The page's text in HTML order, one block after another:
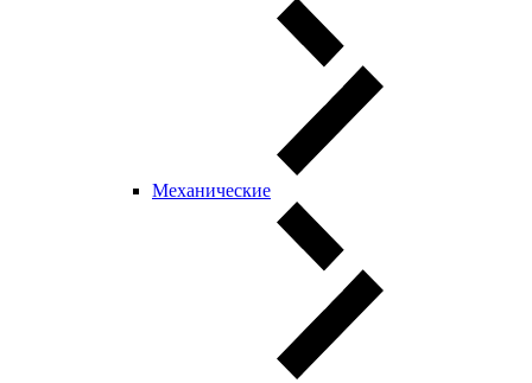
Механические